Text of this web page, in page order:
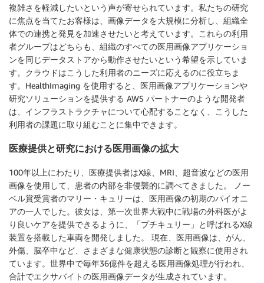
複雑さを軽減したいという声が寄せられています。私たちの研究
に焦点を当てたお客様は、画像データを大規模に分析し、組織全
体での連携と発見を加速させたいと考えています。これらの利用
者グループはどちらも、組織のすべての医用画像アプリケーショ
ンを同じデータストアから動作させたいという希望を示していま
す。クラウドはこうした利用者のニーズに応えるのに役立ちま
す。HealthImaging を使用すると、医用画像アプリケーションや
研究ソリューションを提供する AWS パートナーのような開発者
は、インフラストラクチャについて心配することなく、こうした
利用者の課題に取り組むことに集中できます。
医療提供と研究における医用画像の拡大
100年以上にわたり、医療提供者はX線、MRI、超音波などの医用
画像を使用して、患者の内部を非侵襲的に調べてきました。 ノー
ベル賞受賞者のマリー・キュリーは、医用画像の初期のパイオニ
アの一人でした。彼女は、第一次世界大戦中に戦場の外科医がよ
り良いケアを提供できるように、「プチキュリー」と呼ばれるX線
装置を搭載した車両を開発しました。 現在、医用画像は、がん、
外傷、脳卒中など、さまざまな健康状態の診断と観察に使用され
ています。世界中で毎年36億件を超える医用画像処理が行われ、
合計でエクサバイトの医用画像データが生成されています。